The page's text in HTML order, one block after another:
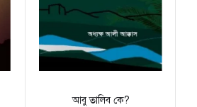
আবু তালিব কে?